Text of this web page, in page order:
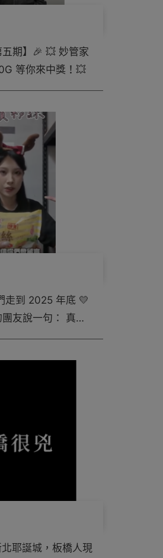
期】🎉 💥 妙管家
等你來中獎！💥
走到 2025 年底 💛
友說一句： 真的
耶誕城，板橋人現